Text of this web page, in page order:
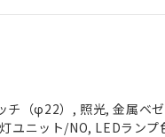
チ（φ22）, 照光, 金属ベ
ユニット/NO, LEDラン